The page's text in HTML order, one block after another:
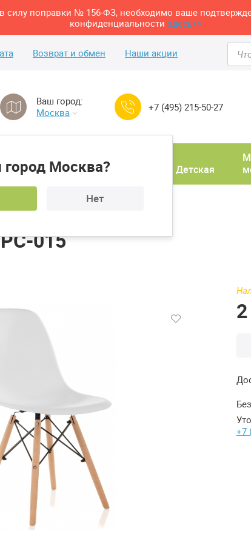
силу поправки № 156-ФЗ, необходимо ваше
конфиденциальности здесь>>
Возврат и обмен Наши акции
Ваш город:
Москва
Москва?
Нет
+7 (495) 215-50-27
кабинет
Детская
Стул Woodville Eames PC-015
015
+7